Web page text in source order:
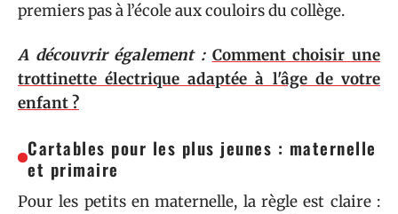
premiers pas à l’école aux couloirs du collège.
A découvrir également : Comment choisir une
trottinette électrique adaptée à l'âge de votre
enfant ?
Cartables pour les plus jeunes : maternelle
et primaire
Pour les petits en maternelle, la règle est claire :